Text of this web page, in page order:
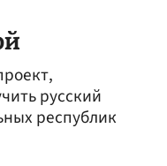
русский
республик